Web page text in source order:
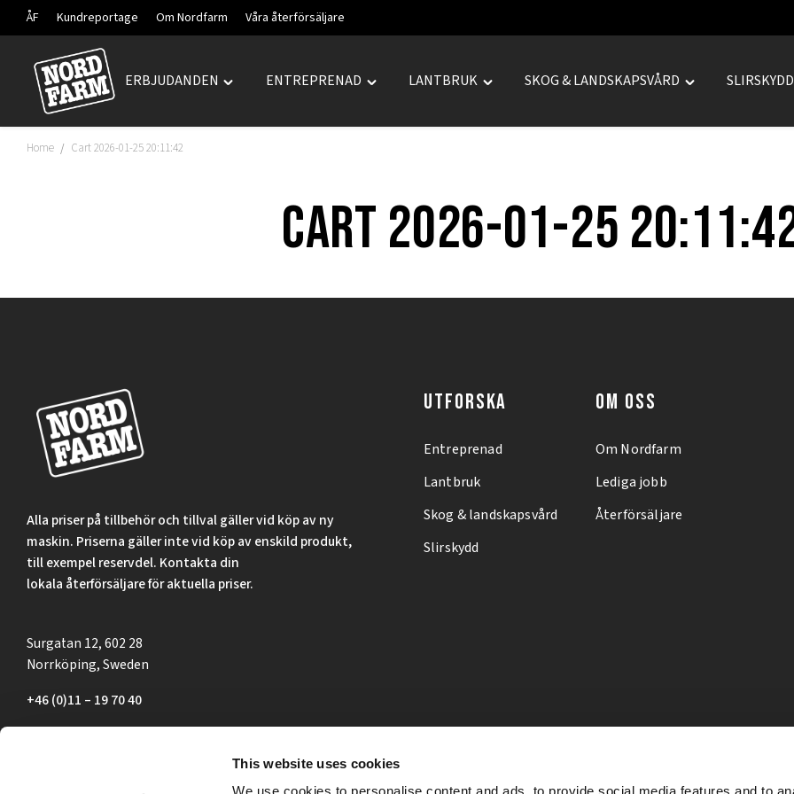
This website uses cookies
ÅF Kundreportage Om Nordfarm Våra återförsäljare
Hoppa
innehåll
ERBJUDANDEN
Toggle
ENTREPRENAD
Toggle
LANTBRUK
Toggle
SKOG & LANDSKAPSVÅRD
Toggle
SLIRSKYDD
Home / Cart 2026-01-25 20:11:42
Cart 2026-01-25
Alla priser på tillbehör och tillval gäller vid köp av ny
maskin. Priserna gäller inte vid köp av enskild produkt,
till exempel reservdel. Kontakta din
lokala återförsäljare för aktuella priser.
Surgatan 12, 602 28
Norrköping, Sweden
+46 (0)11 – 19 70 40
UTFORSKA
Entreprenad
Lantbruk
Skog & landskapsvård
Slirskydd
OM OSS
Om Nordfarm
Lediga jobb
Återförsäljare